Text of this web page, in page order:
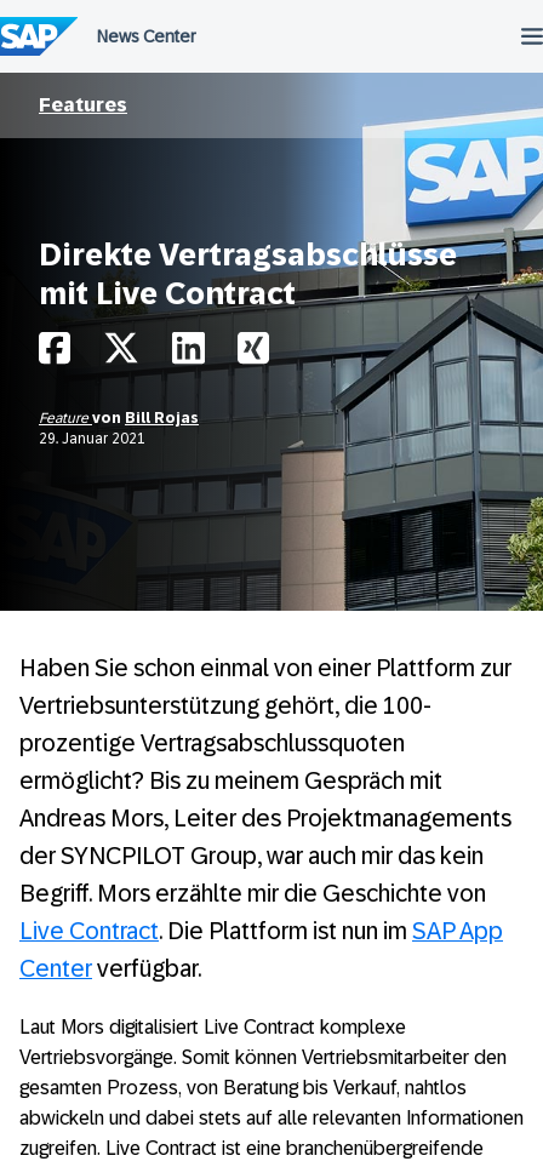
Features
Direkte Vertragsabschlüsse
mit Live Contract
Featurevon Bill Rojas
29. Januar 2021
Haben Sie schon einmal von einer Plattform zur
Vertriebsunterstützung gehört, die 100-
prozentige Vertragsabschlussquoten
ermöglicht? Bis zu meinem Gespräch mit
Andreas Mors, Leiter des Projektmanagements
der SYNCPILOT Group, war auch mir das kein
Begriff. Mors erzählte mir die Geschichte von
Live Contract. Die Plattform ist nun im SAP App
Centerverfügbar.
Laut Mors digitalisiert Live Contract komplexe
Vertriebsvorgänge. Somit können Vertriebsmitarbeiter den
gesamten Prozess, von Beratung bis Verkauf, nahtlos
abwickeln und dabei stets auf alle relevanten Informationen
zugreifen. Live Contract ist eine branchenübergreifende